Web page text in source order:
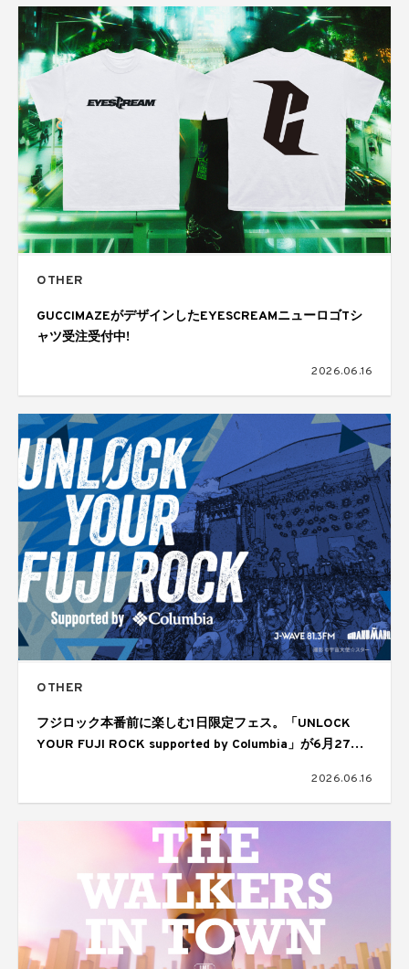
OTHER
GUCCIMAZEがデザインしたEYESCREAMニューロゴTシ
ャツ受注受付中!
2026.06.16
OTHER
フジロック本番前に楽しむ1日限定フェス。「UNLOCK
YOUR FUJI ROCK supported by Columbia」が6月27日
2026.06.16